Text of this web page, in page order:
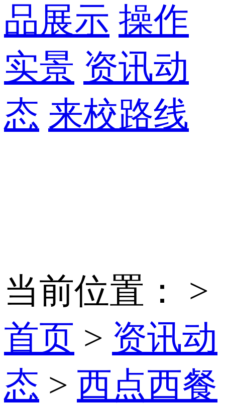
品展示 操作
实景 资讯动
态 来校路线
当前位置：
>
首页 > 资讯动
态 > 西点西餐